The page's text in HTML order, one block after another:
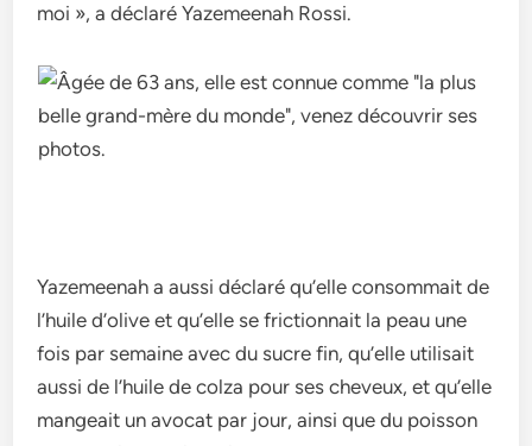
moi », a déclaré Yazemeenah Rossi.
Yazemeenah a aussi déclaré qu’elle consommait de
l’huile d’olive et qu’elle se frictionnait la peau une
fois par semaine avec du sucre fin, qu’elle utilisait
aussi de l’huile de colza pour ses cheveux, et qu’elle
mangeait un avocat par jour, ainsi que du poisson